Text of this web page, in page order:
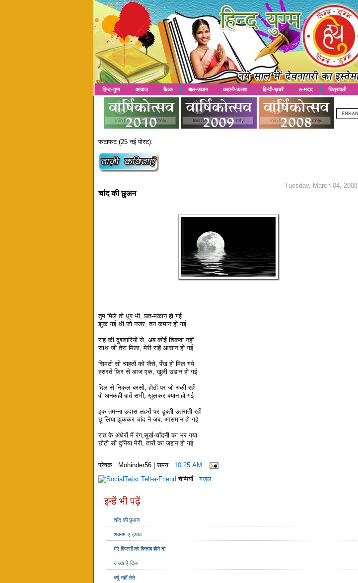
हिन्द-युग्म आवाज बैठक बाल-उद्यान कहानी-कलश हिन्दी-ख़बरें e-मदद चित्रावली
फटाफट (25 नई पोस्ट):
Tuesday, March 04, 2008
चांद की छुअन
तुम मिले तो धूप भी, छत-मकान हो गई
झुक गई थी जो नजर, तन कमान हो गई
राह की दुशवारियों से, अब कोई शिकवा नहीं
साथ जो तेरा मिला, मेरी राहें आसान हो गई
सिमटी सी चाहतों को जैसे, पँख हों मिल गये
हसरतें फ़िर से आज एक, खुली उडान हो गई
दिल से निकल बरसों, होठों पर जो रुकी रही
वो अनकही बातें सभी, खुलकर बयान हो गई
इक तमन्ना उदास लहरों पर डूबती उतराती रही
छू लिया झुककर चांद ने जब, आसमान हो गई
रात के अंधेरों में रंग,सूर्ख-चाँदनी का भर गया
छोटी सी दुनिया मेरी, तारों का जहान हो गई
प्रेषक : Mohinder56 | समय : 10:25 AM
चेप्पियाँ :गजल
इन्हें भी पढ़ें
चांद की छुअन
शबनम-ए-हयात
मेरे किस्सों को किताब होने दो
जज्वा-ऐ-दिल
क्यूं नहीं लेते